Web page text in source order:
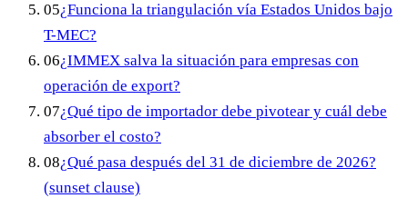
05¿Funciona la triangulación vía Estados Unidos bajo
T-MEC?
06¿IMMEX salva la situación para empresas con
operación de export?
07¿Qué tipo de importador debe pivotear y cuál debe
absorber el costo?
08¿Qué pasa después del 31 de diciembre de 2026?
(sunset clause)